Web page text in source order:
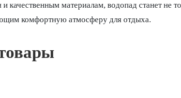
качественным материалам, водопад станет не
комфортную атмосферу для отдыха.